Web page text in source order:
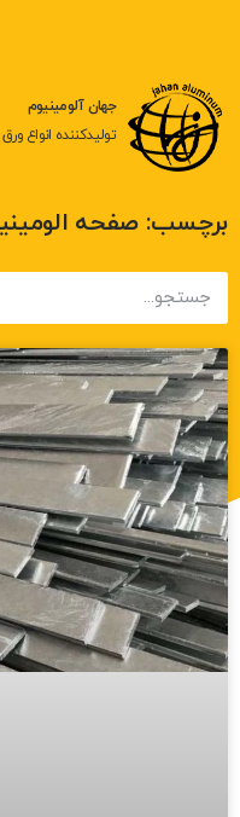
جهان آلومینیوم
تولیدکننده انواع
برچسب: صفحه الومینیوم